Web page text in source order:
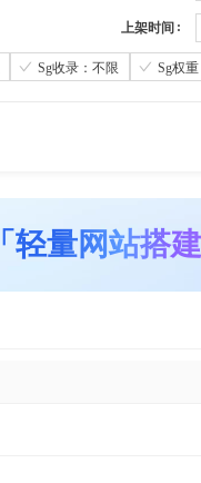
上架时间
Sg收录：不限 Sg权
「轻量网站搭